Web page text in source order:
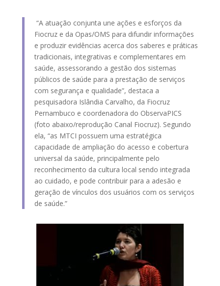
“A atuação conjunta une ações e esforços da
Fiocruz e da Opas/OMS para difundir informações
e produzir evidências acerca dos saberes e práticas
tradicionais, integrativas e complementares em
saúde, assessorando a gestão dos sistemas
públicos de saúde para a prestação de serviços
com segurança e qualidade”, destaca a
pesquisadora Islândia Carvalho, da Fiocruz
Pernambuco e coordenadora do ObservaPICS
(foto abaixo/reprodução Canal Fiocruz). Segundo
ela, “as MTCI possuem uma estratégica
capacidade de ampliação do acesso e cobertura
universal da saúde, principalmente pelo
reconhecimento da cultura local sendo integrada
ao cuidado, e pode contribuir para a adesão e
geração de vínculos dos usuários com os serviços
de saúde.”